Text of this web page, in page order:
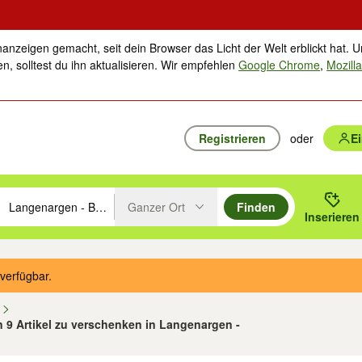
gemacht, seit dein Browser das Licht der Welt erblickt hat.
solltest du ihn aktualisieren. Wir empfehlenGoogle Chrome,
Registrieren oder
mit den Pfeiltasten nach oben/unten durchsuchen und mit
oder Ort eingeben. Eingabetaste drücken um zu suchen, oder
Ganzer Ort
Finden
Inserieren
9 Artikel zu verschenken in Langenargen -